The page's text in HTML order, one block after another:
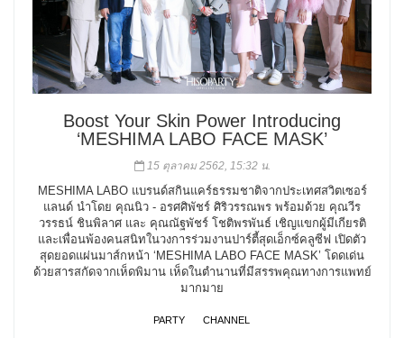
Boost Your Skin Power Introducing
‘MESHIMA LABO FACE MASK’
15 ตุลาคม 2562, 15:32 น.
MESHIMA LABO แบรนด์สกินแคร์ธรรมชาติจากประเทศสวิตเซอร์
แลนด์ นำโดย คุณนิว - อรศศิพัชร์ ศิริวรรณพร พร้อมด้วย คุณวีร
วรรธน์ ชินพิลาศ และ คุณณัฐพัชร์ โชติพรพันธ์ เชิญแขกผู้มีเกียรติ
และเพื่อนพ้องคนสนิทในวงการร่วมงานปาร์ตี้สุดเอ็กซ์คลูซีฟ เปิดตัว
สุดยอดแผ่นมาส์กหน้า ‘MESHIMA LABO FACE MASK’ โดดเด่น
ด้วยสารสกัดจากเห็ดพิมาน เห็ดในตำนานที่มีสรรพคุณทางการแพทย์
มากมาย
PARTY CHANNEL